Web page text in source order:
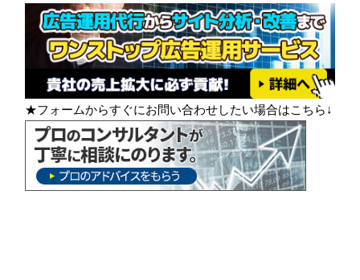
★フォームからすぐにお問い合わせしたい場合はこちら↓